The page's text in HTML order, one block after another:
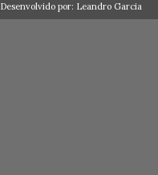
Desenvolvido por: Leandro Garcia